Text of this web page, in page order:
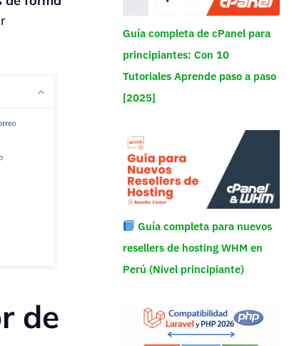
de
Guía completa de cPanel para
principiantes: Con 10
Tutoriales Aprende paso a paso
[2025]
Guía completa para nuevos
resellers de hosting WHM en
Perú (Nivel principiante)